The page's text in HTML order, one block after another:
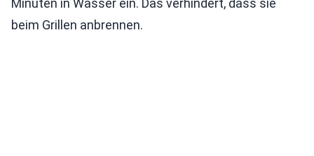
Minuten in Wasser ein. Das verhindert, dass sie
beim Grillen anbrennen.